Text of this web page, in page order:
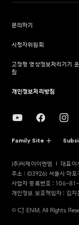
문의하기
시청자위원회
고정형 영상정보처리기기
침
개인정보처리방침
Family Site
(주)씨제이이엔엠
대표이
주소 : (03926) 서울시 마포
사업자 등록번호 : 106-
개인정보 보호책임자 : 김지
© CJ ENM. All Rights